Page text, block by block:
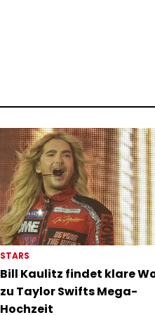
STARS
Bill Kaulitz findet klare
zu Taylor Swifts Mega-
Hochzeit